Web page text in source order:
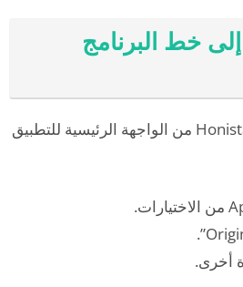
خط البرنامج
اضغط على Honista Settings من الواجهة الرئيسية للتطبيق
أخرى.